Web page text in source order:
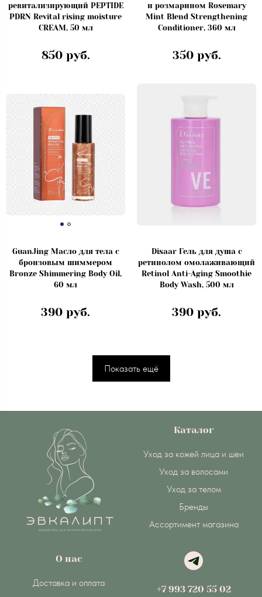
ревитализирующий PEPTIDE
PDRN Revital rising moisture
CREAM, 50 мл
850 руб.
и розмарином Rosemary
Mint Blend Strengthening
Conditioner, 360 мл
350 руб.
GuanJing Масло для тела с
бронзовым шиммером
Bronze Shimmering Body Oil,
60 мл
390 руб.
Disaar Гель для душа с
ретинолом омолаживающий
Retinol Anti-Aging Smoothie
Body Wash, 500 мл
390 руб.
Показать ещё
Каталог
Уход за кожей лица и шеи
Уход за волосами
Уход за телом
Бренды
Ассортимент магазина
О нас
Доставка и оплата
+7 993 720 55 02